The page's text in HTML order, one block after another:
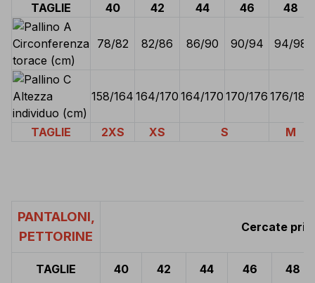
TAGLIE 40 42 44 46 48
Circonferenza
torace (cm)
78/82 82/86 86/90 90/94 94/98
Altezza
individuo (cm)
158/164 164/170 164/170 170/176 176/182
TAGLIE 2XS XS S M
PANTALONI,
PETTORINE
Cercate
TAGLIE 40 42 44 46 48